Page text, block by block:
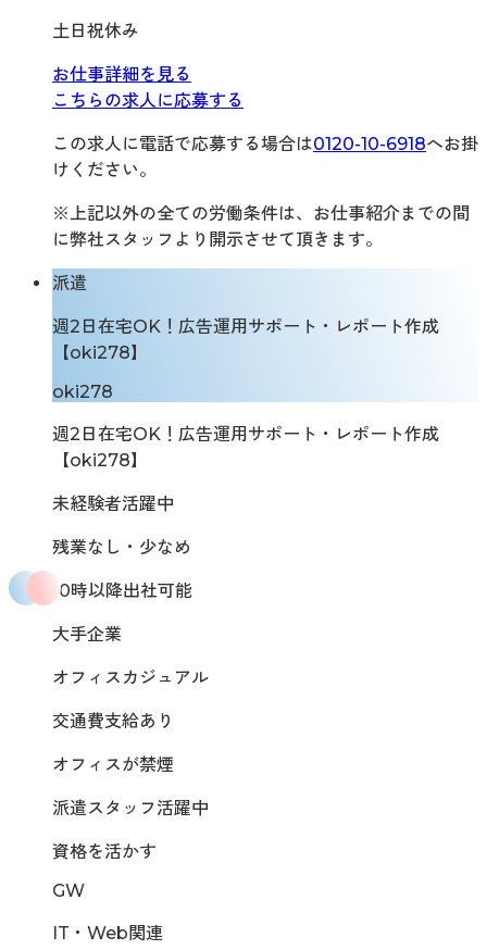
土日祝休み
お仕事詳細を見る
こちらの求人に応募する
この求人に電話で応募する場合は0120-10-6918へお掛
けください。
※上記以外の全ての労働条件は、お仕事紹介までの間
に弊社スタッフより開示させて頂きます。
派遣
週2日在宅OK！広告運用サポート・レポート作成
【oki278】
oki278
週2日在宅OK！広告運用サポート・レポート作成
【oki278】
未経験者活躍中
残業なし・少なめ
10時以降出社可能
大手企業
オフィスカジュアル
交通費支給あり
オフィスが禁煙
派遣スタッフ活躍中
資格を活かす
GW
IT・Web関連